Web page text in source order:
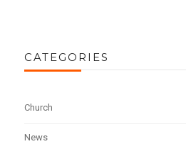
CATEGORIES
Church
News